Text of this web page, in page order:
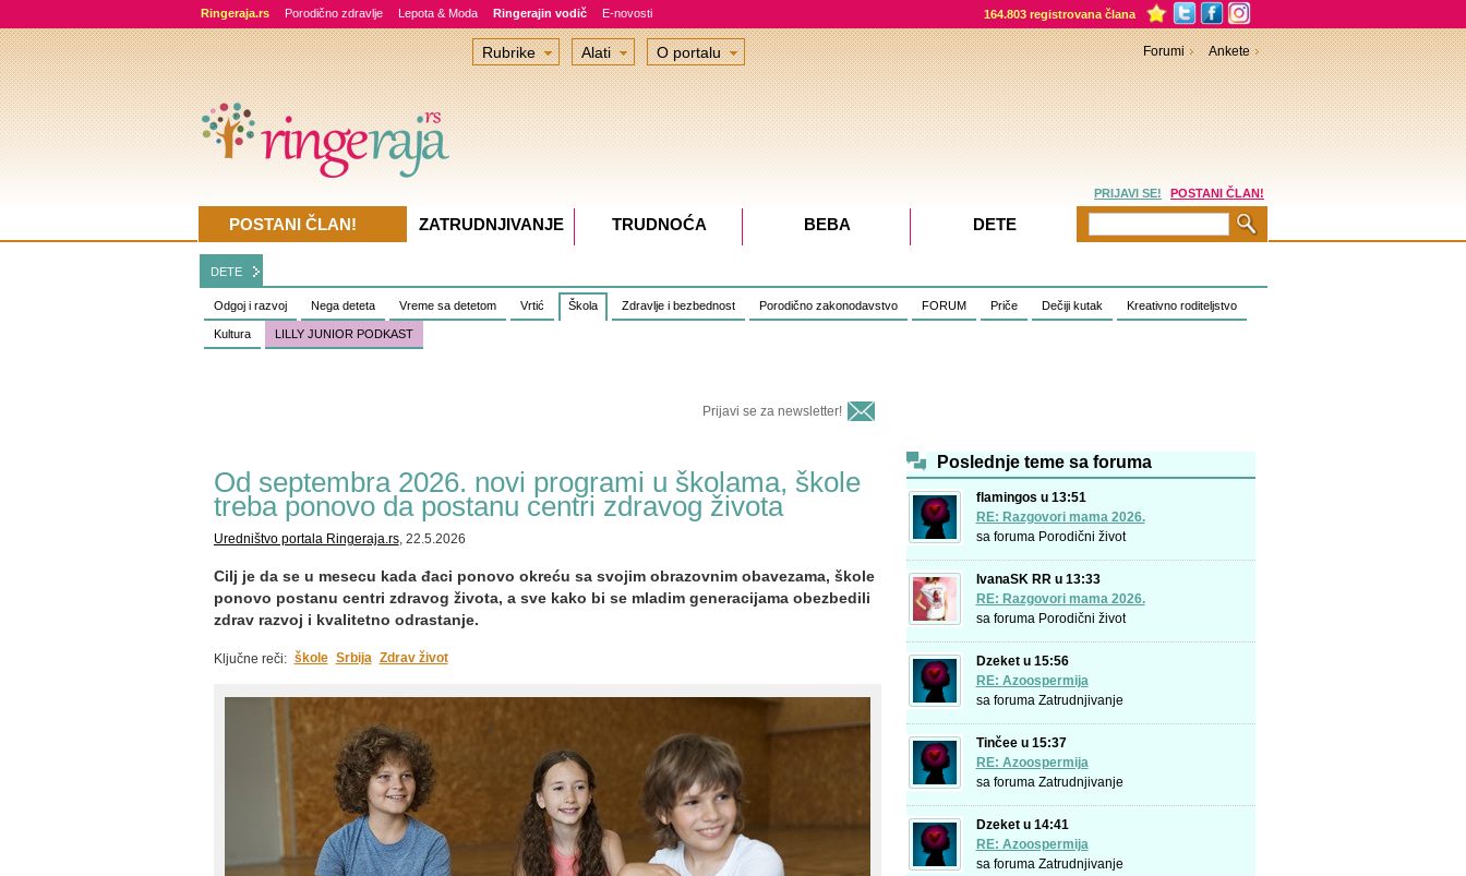
Ringeraja.rs Porodično zdravlje Lepota & Moda Ringerajin vodič E-novosti 164.803 registrovana člana
DETE
Odgoj i razvoj Nega deteta Vreme sa detetom Vrtić Škola Zdravlje i bezbednost Porodično zakonodavstvo FORUM Priče Dečiji kutak Kreativno roditeljstvo
Kultura LILLY JUNIOR PODKAST
Prijavi se za newsletter!
Od septembra 2026. novi programi u školama, škole
treba ponovo da postanu centri zdravog života
Uredništvo portala Ringeraja.rs, 22.5.2026
Cilj je da se u mesecu kada đaci ponovo okreću sa svojim obrazovnim obavezama, škole
ponovo postanu centri zdravog života, a sve kako bi se mladim generacijama obezbedili
zdrav razvoj i kvalitetno odrastanje.
Ključne reči: škole Srbija Zdrav život
Poslednje teme sa foruma
flamingos u 13:51
RE: Razgovori mama 2026.
sa foruma Porodični život
IvanaSK RR u 13:33
RE: Razgovori mama 2026.
sa foruma Porodični život
Dzeket u 15:56
RE: Azoospermija
sa foruma Zatrudnjivanje
Tinčee u 15:37
RE: Azoospermija
sa foruma Zatrudnjivanje
Dzeket u 14:41
RE: Azoospermija
sa foruma Zatrudnjivanje
Rubrike Alati O portalu Forumi Ankete
PRIJAVI SE! POSTANI ČLAN!
POSTANI ČLAN! ZATRUDNJIVANJE TRUDNOĆA BEBA DETE